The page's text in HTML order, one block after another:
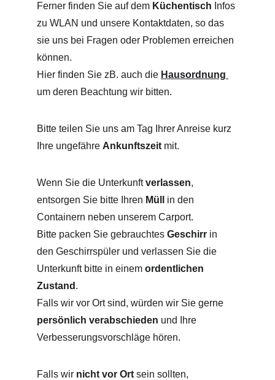
Ferner finden Sie auf dem Küchentisch Infos
zu WLAN und unsere Kontaktdaten, so das
sie uns bei Fragen oder Problemen erreichen
können.
Hier finden Sie zB. auch die Hausordnung
um deren Beachtung wir bitten.
Bitte teilen Sie uns am Tag Ihrer Anreise kurz
Ihre ungefähre Ankunftszeit mit.
Wenn Sie die Unterkunft verlassen,
entsorgen Sie bitte Ihren Müll
in den
Containern neben unserem Carport.
Bitte packen Sie gebrauchtes Geschirr in
den Geschirrspüler und verlassen Sie die
Unterkunft bitte in einem ordentlichen
Zustand .
Falls wir vor Ort sind, würden wir Sie gerne
persönlich verabschieden und Ihre
Verbesserungsvorschläge hören.
Falls wir nicht vor Ort sein sollten,